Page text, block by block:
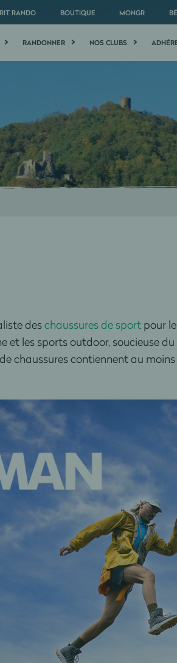
RANDO BOUTIQUE MONGR
RANDONNER NOS CLUBS
deschaussures de sportpour
et les sports outdoor, soucieuse
chaussures contiennent au